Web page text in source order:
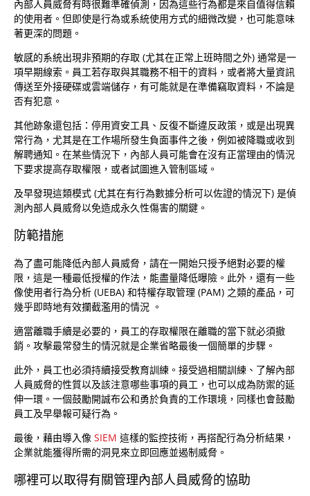
內部人員威脅有時很難準確偵測，因為這些行為都是來自值得信賴
的使用者。但即使是行為或系統使用方式的細微改變，也可能意味
著更深的問題。
敏感的系統出現非預期的存取 (尤其在正常上班時間之外) 通常是一
項早期線索。員工若存取與其職務不相干的資料，或者將大量資訊
傳送至外接硬碟或雲端儲存，有可能就是在準備竊取資料，不論是
否有犯意。
其他跡象還包括：停用資安工具、反復不斷違反政策，或是出現異
常行為，尤其是在工作場所發生負面事件之後，例如被降職或收到
解聘通知。在某些情況下，內部人員可能會在沒有正當理由的情況
下要求提高存取權限，或者試圖進入管制區域。
及早發現這類模式 (尤其在有行為數據分析可以佐證的情況下) 是偵
測內部人員威脅以免造成永久性傷害的關鍵。
防範措施
為了盡可能降低內部人員威脅，請在一開始只授予絕對必要的權
限，這是一種最低授權的作法，能盡量降低曝險。此外，還有一些
像使用者行為分析 (UEBA) 和特權存取管理 (PAM) 之類的產品，可
幾乎即時地有效攔截濫用的情況 。
適當離職手續是必要的，員工的存取權限在離職的當下就必須撤
銷。攻擊最常發生的情況就是企業省略最後一個簡單的步驟。
此外，員工也必須持續接受教育訓練。接受過相關訓練、了解內部
人員威脅的性質以及該注意哪些事項的員工，也可以成為防禦的延
伸一環。一個鼓勵開誠布公和勇於負責的工作環境，同樣也會鼓勵
員工及早舉報可疑行為。
最後，藉由導入像 SIEM 這樣的監控技術，再搭配行為分析結果，
企業就能獲得所需的洞見來立即回應並遏制威脅。
哪裡可以取得有關管理內部人員威脅的協助